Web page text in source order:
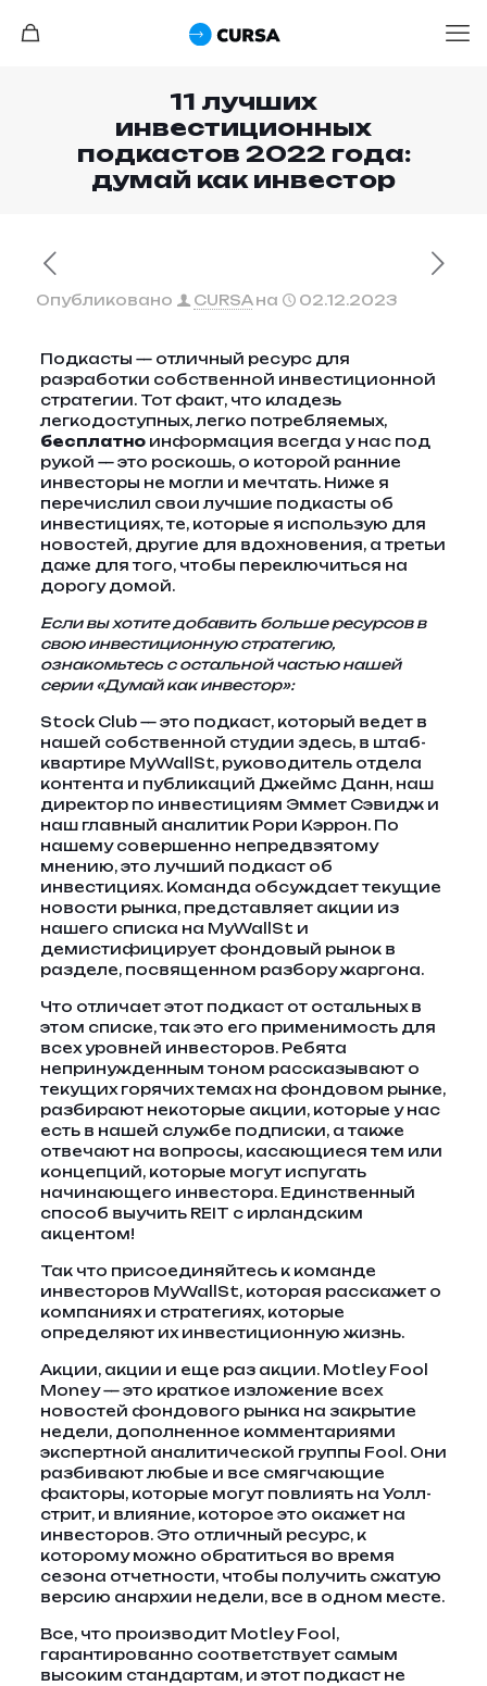
11 лучших
инвестиционных
подкастов 2022 года:
думай как инвестор
Опубликовано CURSA на 02.12.2023
Подкасты — отличный ресурс для
разработки собственной инвестиционной
стратегии. Тот факт, что кладезь
легкодоступных, легко потребляемых,
бесплатноинформация всегда у нас под
рукой — это роскошь, о которой ранние
инвесторы не могли и мечтать. Ниже я
перечислил свои лучшие подкасты об
инвестициях, те, которые я использую для
новостей, другие для вдохновения, а третьи
даже для того, чтобы переключиться на
дорогу домой.
Если вы хотите добавить больше ресурсов в
свою инвестиционную стратегию,
ознакомьтесь с остальной частью нашей
серии «Думай как инвестор»:
Stock Club — это подкаст, который ведет в
нашей собственной студии здесь, в штаб-
квартире MyWallSt, руководитель отдела
контента и публикаций Джеймс Данн, наш
директор по инвестициям Эммет Сэвидж и
наш главный аналитик Рори Кэррон. По
нашему совершенно непредвзятому
мнению, это лучший подкаст об
инвестициях. Команда обсуждает текущие
новости рынка, представляет акции из
нашего списка на MyWallSt и
демистифицирует фондовый рынок в
разделе, посвященном разбору жаргона.
Что отличает этот подкаст от остальных в
этом списке, так это его применимость для
всех уровней инвесторов. Ребята
непринужденным тоном рассказывают о
текущих горячих темах на фондовом рынке,
разбирают некоторые акции, которые у нас
есть в нашей службе подписки, а также
отвечают на вопросы, касающиеся тем или
концепций, которые могут испугать
начинающего инвестора. Единственный
способ выучить REIT с ирландским
акцентом!
Так что присоединяйтесь к команде
инвесторов MyWallSt, которая расскажет о
компаниях и стратегиях, которые
определяют их инвестиционную жизнь.
Акции, акции и еще раз акции. Motley Fool
Money — это краткое изложение всех
новостей фондового рынка на закрытие
недели, дополненное комментариями
экспертной аналитической группы Fool. Они
разбивают любые и все смягчающие
факторы, которые могут повлиять на Уолл-
стрит, и влияние, которое это окажет на
инвесторов. Это отличный ресурс, к
которому можно обратиться во время
сезона отчетности, чтобы получить сжатую
версию анархии недели, все в одном месте.
Все, что производит Motley Fool,
гарантированно соответствует самым
высоким стандартам, и этот подкаст не